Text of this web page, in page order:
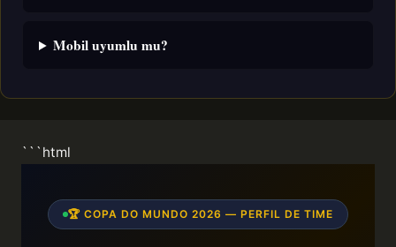
Mobil uyumlu mu?
```html
🏆 COPA DO MUNDO 2026 — PERFIL DE TIME